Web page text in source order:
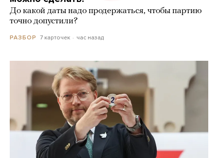
До какой даты надо продержаться, чтобы партию
точно допустили?
РАЗБОР 7 карточек час назад